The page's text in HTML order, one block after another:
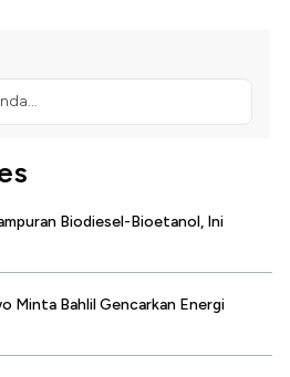
Biodiesel-Bioetanol, Ini
Minta Bahlil Gencarkan Energi